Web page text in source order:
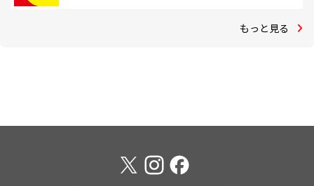
もっと見る